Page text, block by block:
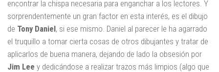
encontrar la chispa necesaria para enganchar a los lectores. Y
sorprendentemente un gran factor en esta interés, es el dibujo
de Tony Daniel, si ese mismo. Daniel al parecer le ha agarrado
el truquillo a tomar cierta cosas de otros dibujantes y tratar de
aplicarlos de buena manera, dejando de lado la obsesión por
Jim Lee y dedicándose a realizar trazos más limpios (algo que